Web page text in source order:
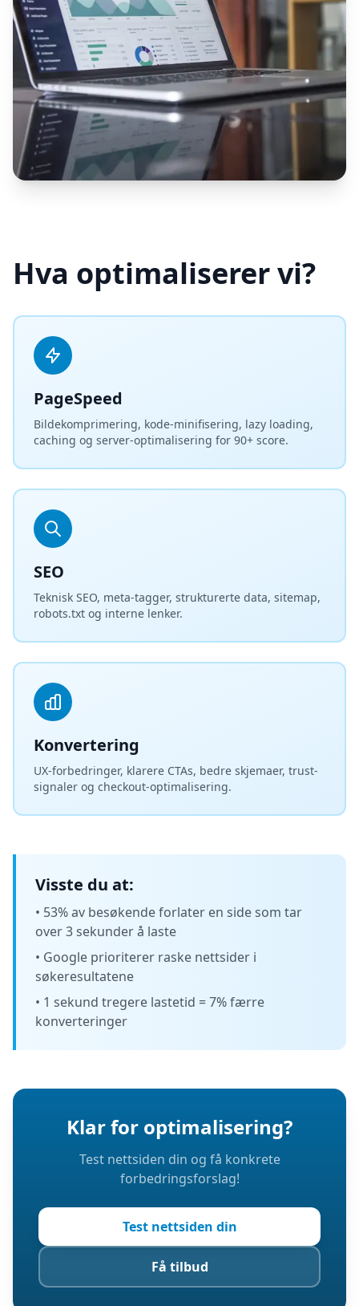
Hva optimaliserer vi?
PageSpeed
Bildekomprimering, kode-minifisering, lazy loading,
caching og server-optimalisering for 90+ score.
SEO
Teknisk SEO, meta-tagger, strukturerte data, sitemap,
robots.txt og interne lenker.
Konvertering
UX-forbedringer, klarere CTAs, bedre skjemaer, trust-
signaler og checkout-optimalisering.
Visste du at:
• 53% av besøkende forlater en side som tar
over 3 sekunder å laste
• Google prioriterer raske nettsider i
søkeresultatene
• 1 sekund tregere lastetid = 7% færre
konverteringer
Klar for optimalisering?
Test nettsiden din og få konkrete
forbedringsforslag!
Test nettsiden din
Få tilbud